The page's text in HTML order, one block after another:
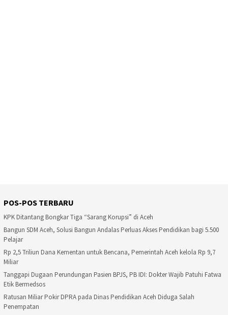
POS-POS TERBARU
KPK Ditantang Bongkar Tiga “Sarang Korupsi” di Aceh
Bangun SDM Aceh, Solusi Bangun Andalas Perluas Akses Pendidikan bagi 5.500
Pelajar
Rp 2,5 Triliun Dana Kementan untuk Bencana, Pemerintah Aceh kelola Rp 9,7
Miliar
Tanggapi Dugaan Perundungan Pasien BPJS, PB IDI: Dokter Wajib Patuhi Fatwa
Etik Bermedsos
Ratusan Miliar Pokir DPRA pada Dinas Pendidikan Aceh Diduga Salah
Penempatan